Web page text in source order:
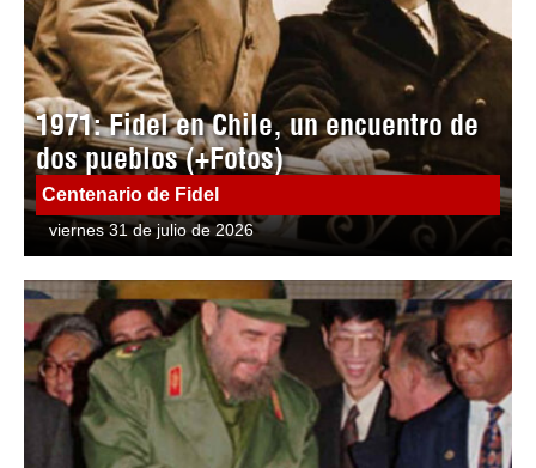
1971: Fidel en Chile, un encuentro de
dos pueblos (+Fotos)
Centenario de Fidel
viernes 31 de julio de 2026